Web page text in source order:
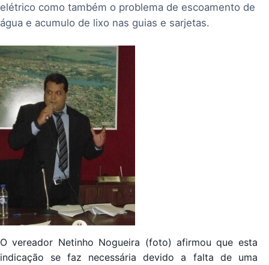
elétrico como também o problema de escoamento de
água e acumulo de lixo nas guias e sarjetas.
O vereador Netinho Nogueira (foto) afirmou que esta
indicação se faz necessária devido a falta de uma